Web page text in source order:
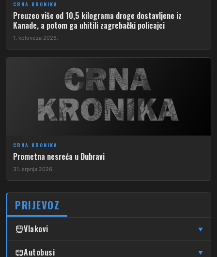
CRNA KRONIKA
Preuzeo više od 10,5 kilograma droge dostavljene iz
Kanade, a potom ga uhitili zagrebački policajci
1. kolovoza 2026.
CRNA KRONIKA
​Prometna nesreća u Dubravi
31. srpnja 2026.
PRIJEVOZ
Vlakovi ▼
Čulinec Čulinec
Autobusi ▼